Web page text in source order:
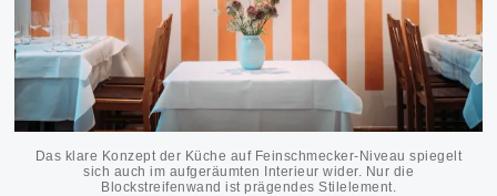
Das klare Konzept der Küche auf Feinschmecker-Niveau spiegelt
sich auch im aufgeräumten Interieur wider. Nur die
Blockstreifenwand ist prägendes Stilelement.